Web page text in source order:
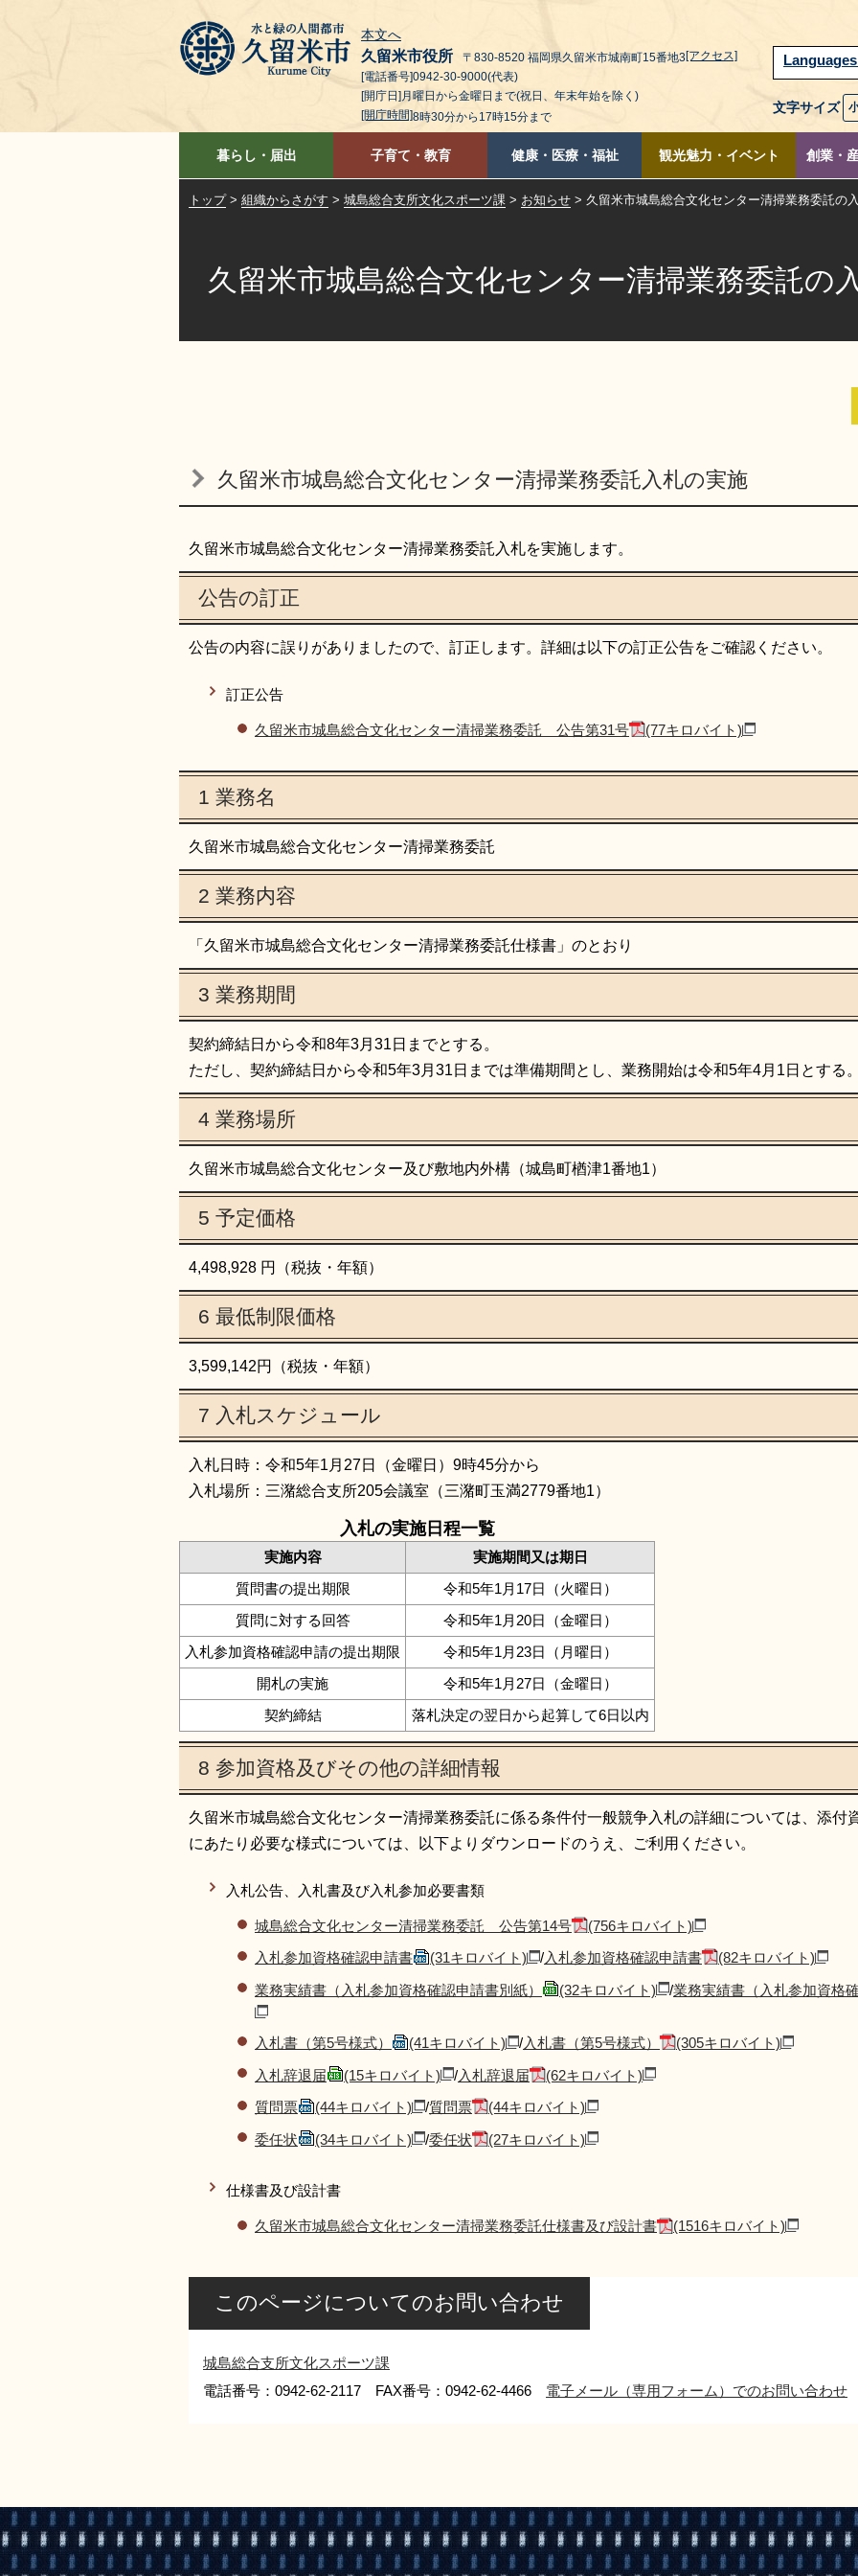
本文へ
久留米市役所 〒830-8520 福岡県久留米市城南町15番地3[アクセス]
[電話番号]0942-30-9000(代表)
[開庁日]月曜日から金曜日まで(祝日、年末年始を除く)
[開庁時間]8時30分から17時15分まで
文字サイズ
暮らし・届出 子育て・教育 健康・医療・福祉 観光魅力・イベント 創業・
トップ> 組織からさがす > 城島総合支所文化スポーツ課 > お知らせ > 久留米市城島総合文化センター清掃業務委託の
久留米市城島総合文化センター清掃業務委託の
久留米市城島総合文化センター清掃業務委託入札の実施
久留米市城島総合文化センター清掃業務委託入札を実施します。
公告の訂正
公告の内容に誤りがありましたので、訂正します。詳細は以下の訂正公告をご確認ください。
訂正公告
久留米市城島総合文化センター清掃業務委託 公告第31号 (77キロバイト)
1 業務名
久留米市城島総合文化センター清掃業務委託
2 業務内容
「久留米市城島総合文化センター清掃業務委託仕様書」のとおり
3 業務期間
契約締結日から令和8年3月31日までとする。
ただし、契約締結日から令和5年3月31日までは準備期間とし、業務開始は令和5年4月1日とする
4 業務場所
久留米市城島総合文化センター及び敷地内外構（城島町楢津1番地1）
5 予定価格
4,498,928 円（税抜・年額）
6 最低制限価格
3,599,142円（税抜・年額）
7 入札スケジュール
入札日時：令和5年1月27日（金曜日）9時45分から
入札場所：三潴総合支所205会議室（三潴町玉満2779番地1）
入札の実施日程一覧
実施内容
実施期間又は期日
質問書の提出期限
令和5年1月17日（火曜日）
質問に対する回答
令和5年1月20日（金曜日）
入札参加資格確認申請の提出期限
令和5年1月23日（月曜日）
開札の実施
令和5年1月27日（金曜日）
契約締結
落札決定の翌日から起算して6日以内
8 参加資格及びその他の詳細情報
久留米市城島総合文化センター清掃業務委託に係る条件付一般競争入札の詳細については、添付
にあたり必要な様式については、以下よりダウンロードのうえ、ご利用ください。
入札公告、入札書及び入札参加必要書類
城島総合文化センター清掃業務委託 公告第14号
(756キロバイト)
入札参加資格確認申請書
(31キロバイト) /入札参加資格確認申請書
(82キロバイト)
業務実績書（入札参加資格確認申請書別紙）
(32キロバイト) /業務実績書（入札参加資格
入札書（第5号様式） (41キロバイト) /入札書（第5号様式）
(305キロバイト)
入札辞退届
(15キロバイト) /入札辞退届
(62キロバイト)
質問票
(44キロバイト) /質問票
(44キロバイト)
委任状
(34キロバイト) /委任状 (27キロバイト)
仕様書及び設計書
久留米市城島総合文化センター清掃業務委託仕様書及び設計書 (1516キロバイト)
このページについてのお問い合わせ
城島総合支所文化スポーツ課
電話番号：0942-62-2117 FAX番号：0942-62-4466 電子メール（専用フォーム）でのお問い合わせ